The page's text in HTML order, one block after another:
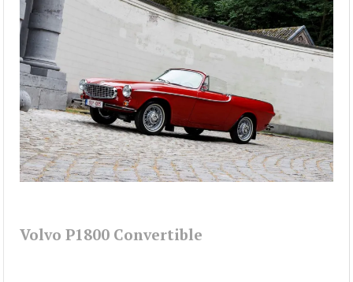
Volvo P1800 Convertible